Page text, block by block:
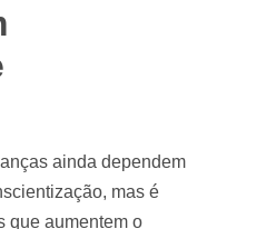
ainda dependem
mas é
que aumentem o